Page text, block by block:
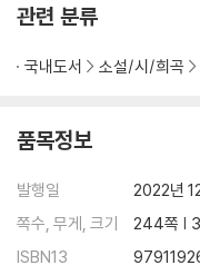
관련 분류
국내도서 소설/시/희곡
품목정보
발행일
2022년
쪽수, 무게, 크기
244쪽 |
ISBN13